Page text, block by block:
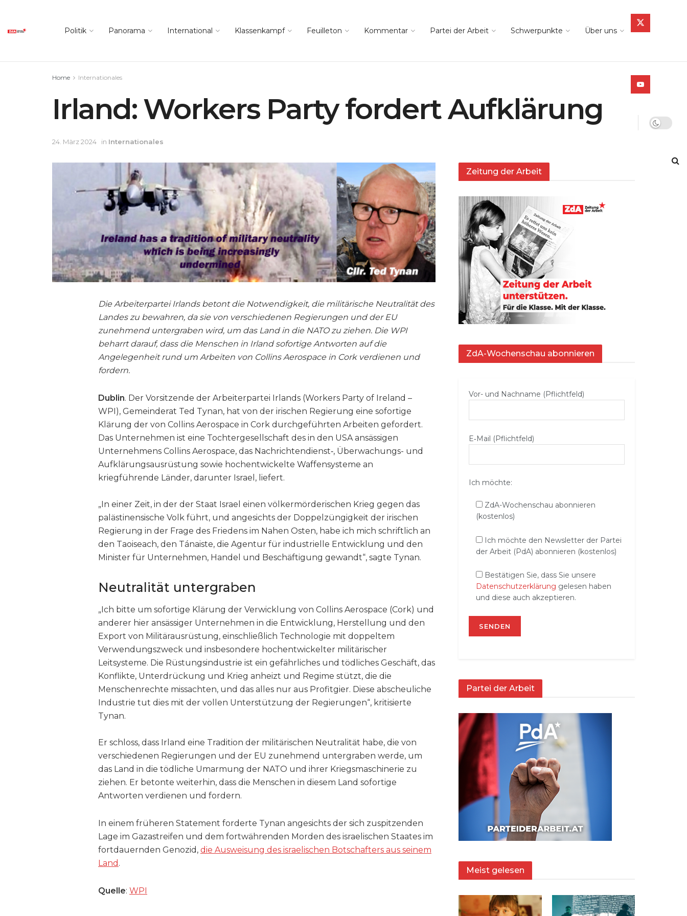
Politik Panorama International Klassenkampf Feuilleton Kommentar Partei der Arbeit Schwerpunkte Über uns
Home Internationales
Irland: Workers Party fordert Aufklärung
24. März 2024 in Internationales
Die Arbeiterpartei Irlands betont die Notwendigkeit, die militärische Neutralität des
Landes zu bewahren, da sie von verschiedenen Regierungen und der EU
zunehmend untergraben wird, um das Land in die NATO zu ziehen. Die WPI
beharrt darauf, dass die Menschen in Irland sofortige Antworten auf die
Angelegenheit rund um Arbeiten von Collins Aerospace in Cork verdienen und
fordern.
Dublin. Der Vorsitzende der Arbeiterpartei Irlands (Workers Party of Ireland –
WPI), Gemeinderat Ted Tynan, hat von der irischen Regierung eine sofortige
Klärung der von Collins Aerospace in Cork durchgeführten Arbeiten gefordert.
Das Unternehmen ist eine Tochtergesellschaft des in den USA ansässigen
Unternehmens Collins Aerospace, das Nachrichtendienst‑, Überwachungs- und
Aufklärungsausrüstung sowie hochentwickelte Waffensysteme an
kriegführende Länder, darunter Israel, liefert.
„In einer Zeit, in der der Staat Israel einen völkermörderischen Krieg gegen das
palästinensische Volk führt, und angesichts der Doppelzüngigkeit der irischen
Regierung in der Frage des Friedens im Nahen Osten, habe ich mich schriftlich an
den Taoiseach, den Tánaiste, die Agentur für industrielle Entwicklung und den
Minister für Unternehmen, Handel und Beschäftigung gewandt“, sagte Tynan.
Neutralität untergraben
„Ich bitte um sofortige Klärung der Verwicklung von Collins Aerospace (Cork) und
anderer hier ansässiger Unternehmen in die Entwicklung, Herstellung und den
Export von Militärausrüstung, einschließlich Technologie mit doppeltem
Verwendungszweck und insbesondere hochentwickelter militärischer
Leitsysteme. Die Rüstungsindustrie ist ein gefährliches und tödliches Geschäft, das
Konflikte, Unterdrückung und Krieg anheizt und Regime stützt, die die
Menschenrechte missachten, und das alles nur aus Profitgier. Diese abscheuliche
Industrie tut dies mit der vollen Unterstützung der Regierungen“, kritisierte
Tynan.
Er schloss, dass Irland eine Tradition der militärischen Neutralität habe, die von
verschiedenen Regierungen und der EU zunehmend untergraben werde, um
das Land in die tödliche Umarmung der NATO und ihrer Kriegsmaschinerie zu
ziehen. Er betonte weiterhin, dass die Menschen in diesem Land sofortige
Antworten verdienen und fordern.
In einem früheren Statement forderte Tynan angesichts der sich zuspitzenden
Lage im Gazastreifen und dem fortwährenden Morden des israelischen Staates im
fortdauernden Genozid, die Ausweisung des israelischen Botschafters aus seinem
Land .
Quelle: WPI
Zeitung der Arbeit
ZdA-Wochenschau abonnieren
Vor- und Nachname (Pflichtfeld)
E‑Mail (Pflichtfeld)
Ich möchte:
ZdA-Wochenschau abonnieren
(kostenlos)
Ich möchte den Newsletter der Partei
der Arbeit (PdA) abonnieren (kostenlos)
Bestätigen Sie, dass Sie unsere
Datenschutzerklärung gelesen haben
und diese auch akzeptieren.
Partei der Arbeit
Meist gelesen